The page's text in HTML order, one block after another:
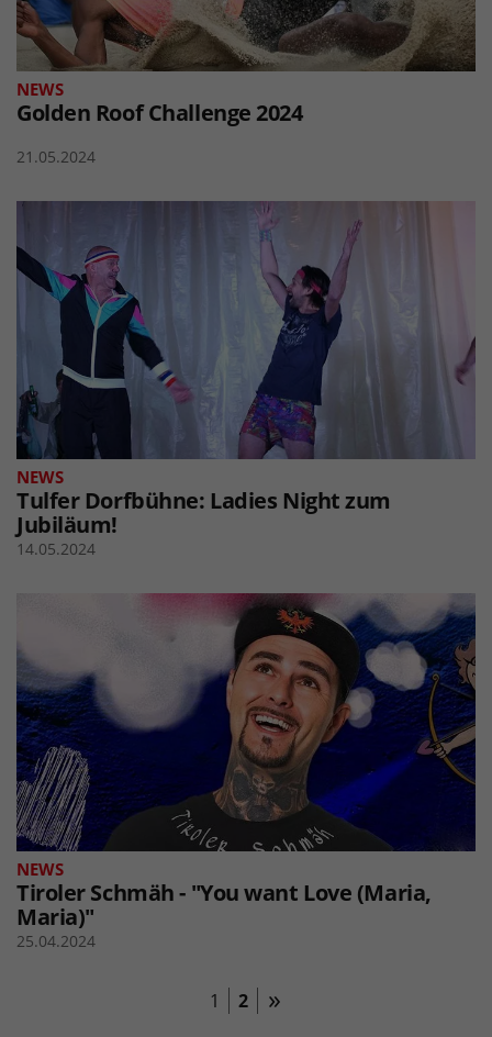
NEWS
Golden Roof Challenge 2024
21.05.2024
NEWS
Tulfer Dorfbühne: Ladies Night zum
Jubiläum!
14.05.2024
NEWS
Tiroler Schmäh - "You want Love (Maria,
Maria)"
25.04.2024
1 2